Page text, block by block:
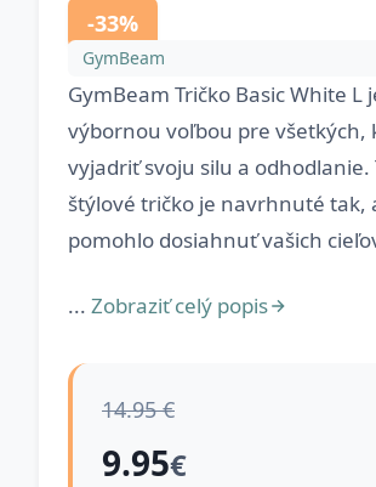
-33%
GymBeam
GymBeam Tričko Basic White L
výbornou voľbou pre všetkých,
vyjadriť svoju silu a odhodlanie.
štýlové tričko je navrhnuté tak,
pomohlo dosiahnuť vašich
... Zobraziť celý popis
14.95 €
9.95€